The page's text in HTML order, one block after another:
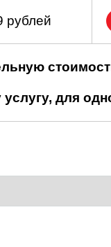
рублей
для